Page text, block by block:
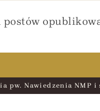
postów
pw. Nawiedzenia NMP